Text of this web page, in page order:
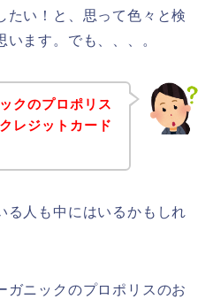
たい！と、思って色々と検
ます。でも、、、。
クのプロポリス
レジットカード
る人も中にはいるかもしれ
ガニックのプロポリスのお